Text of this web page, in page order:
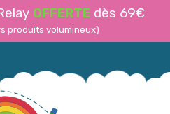
OFFERTE dès 69€
produits volumineux)